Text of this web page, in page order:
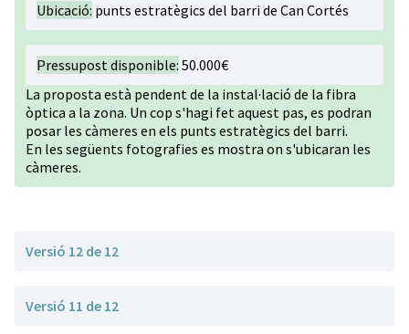
Ubicació: punts estratègics del barri de Can Cortés
Pressupost disponible: 50.000€
La proposta està pendent de la instal·lació de la fibra
òptica a la zona. Un cop s'hagi fet aquest pas, es podran
posar les càmeres en els punts estratègics del barri.
En les següents fotografies es mostra on s'ubicaran les
càmeres.
Versió 12 de 12
Versió 11 de 12